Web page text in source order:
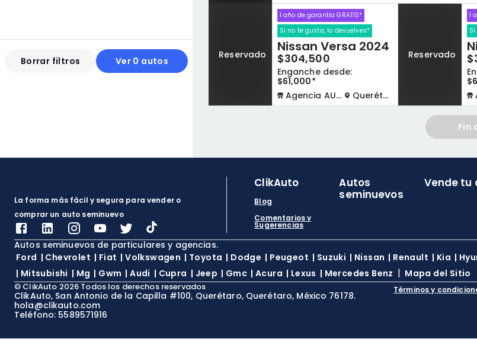
Borrar filtros Ver 0 autos
Reservado
1 año de garantía GRATIS*
Si no te gusta, lo devuelves*
Nissan Versa 2024
$304,500
Enganche desde:
$61,000*
Agencia AUTOCOM
Querétaro
Reservado
1
Fin
La forma más fácil y segura para vender o
comprar un auto seminuevo
ClikAuto
Blog
Comentarios y
Sugerencias
Autos
seminuevos
Vende tu
Autos seminuevos de particulares y agencias.
Ford | Chevrolet | Fiat |Volkswagen | Toyota | Dodge | Peugeot | Suzuki | Nissan | Renault | Kia |
| Mitsubishi | Mg | Gwm |Audi | Cupra | Jeep | Gmc | Acura | Lexus | Mercedes Benz | Mapa del Sitio
© ClikAuto 2026 Todos los derechos reservados
ClikAuto, San Antonio de la Capilla #100, Querétaro, Querétaro, México 76178.
hola@clikauto.com
Teléfono: 5589571916
Términos y